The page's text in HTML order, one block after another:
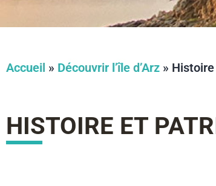
Accueil » Découvrir l’île d’Arz »
HISTOIRE ET